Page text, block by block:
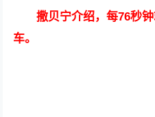
撒贝宁介绍，每76秒
车。